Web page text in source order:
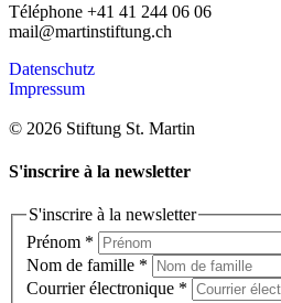
Téléphone +41 41 244 06 06
mail@martinstiftung.ch
Datenschutz
Impressum
© 2026 Stiftung St. Martin
S'inscrire à la newsletter
S'inscrire à la newsletter
Prénom *
Nom de famille *
Courrier électronique *